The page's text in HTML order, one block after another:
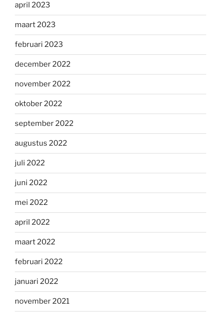
april 2023
maart 2023
februari 2023
december 2022
november 2022
oktober 2022
september 2022
augustus 2022
juli 2022
juni 2022
mei 2022
april 2022
maart 2022
februari 2022
januari 2022
november 2021